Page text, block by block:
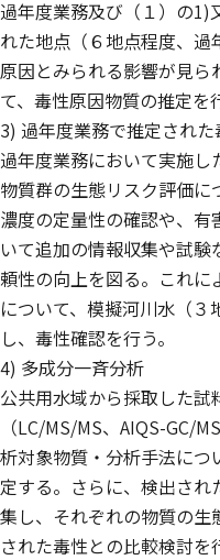
過年度業務及び（１）の1)
れた地点（６地点程度、
原因とみられる影響が見ら
て、毒性原因物質の推定を
3) 過年度業務で推定され
過年度業務において実施
物質群の生態リスク評価
濃度の定量性の確認や、
いて追加の情報収集や試
頼性の向上を図る。これ
について、模擬河川水（
し、毒性確認を行う。
4) 多成分一斉分析
公共用水域から採取した
（LC/MS/MS、AIQS-GC/
析対象物質・分析手法に
定する。さらに、検出さ
集し、それぞれの物質の
された毒性との比較検討を